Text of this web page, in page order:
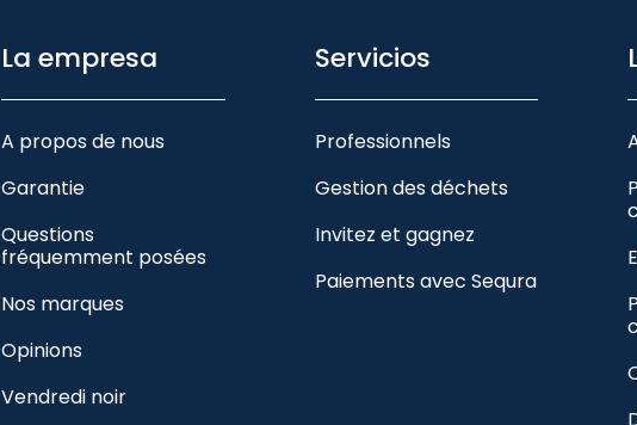
La empresa
A propos de nous
Garantie
Questions
fréquemment posées
Nos marques
Opinions
Vendredi noir
Servicios
Professionnels
Gestion des déchets
Invitez et gagnez
Paiements avec Sequra